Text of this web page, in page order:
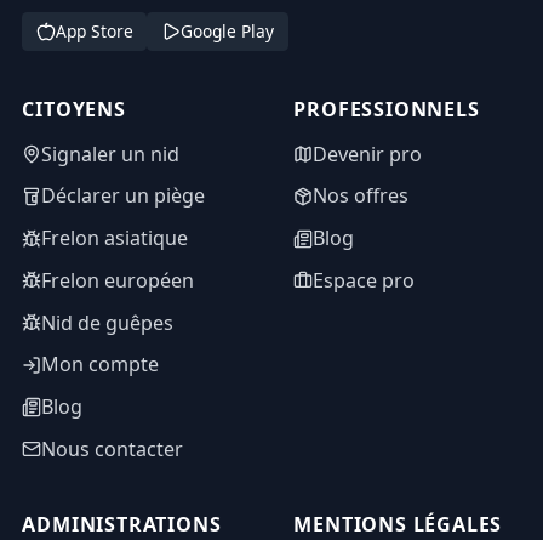
App Store Google Play
CITOYENS
Signaler un nid
Déclarer un piège
Frelon asiatique
Frelon européen
Nid de guêpes
Mon compte
Blog
Nous contacter
PROFESSIONNELS
Devenir pro
Nos offres
Blog
Espace pro
ADMINISTRATIONS
MENTIONS LÉGALES